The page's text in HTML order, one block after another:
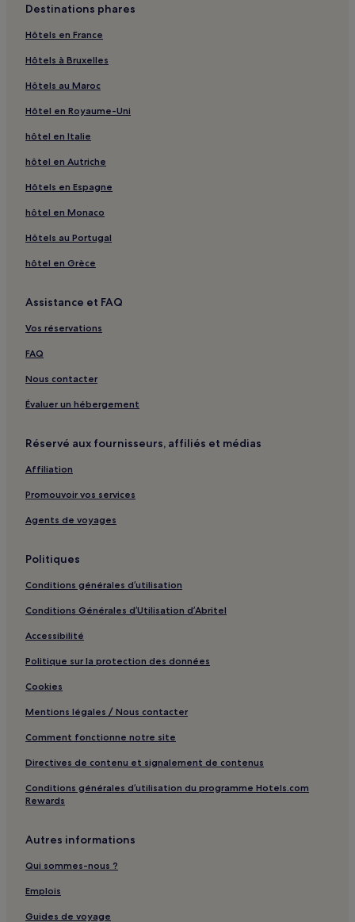
Destinations phares
Hôtels en France
Hôtels à Bruxelles
Hôtels au Maroc
Hôtel en Royaume-Uni
hôtel en Italie
hôtel en Autriche
Hôtels en Espagne
hôtel en Monaco
Hôtels au Portugal
hôtel en Grèce
Assistance et FAQ
Vos réservations
FAQ
Nous contacter
Évaluer un hébergement
Réservé aux fournisseurs, affiliés et médias
Affiliation
Promouvoir vos services
Agents de voyages
Politiques
Conditions générales d’utilisation
Conditions Générales d’Utilisation d’Abritel
Accessibilité
Politique sur la protection des données
Cookies
Mentions légales / Nous contacter
Comment fonctionne notre site
Directives de contenu et signalement de contenus
Conditions générales d’utilisation du programme Hotels.com
Rewards
Autres informations
Qui sommes-nous ?
Emplois
Guides de voyage